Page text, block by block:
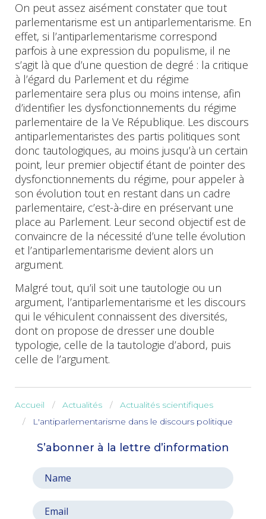
On peut assez aisément constater que tout
parlementarisme est un antiparlementarisme. En
effet, si l’antiparlementarisme correspond
parfois à une expression du populisme, il ne
s’agit là que d’une question de degré : la critique
à l’égard du Parlement et du régime
parlementaire sera plus ou moins intense, afin
d’identifier les dysfonctionnements du régime
parlementaire de la Ve République. Les discours
antiparlementaristes des partis politiques sont
donc tautologiques, au moins jusqu’à un certain
point, leur premier objectif étant de pointer des
dysfonctionnements du régime, pour appeler à
son évolution tout en restant dans un cadre
parlementaire, c’est-à-dire en préservant une
place au Parlement. Leur second objectif est de
convaincre de la nécessité d’une telle évolution
et l’antiparlementarisme devient alors un
argument.
Malgré tout, qu’il soit une tautologie ou un
argument, l’antiparlementarisme et les discours
qui le véhiculent connaissent des diversités,
dont on propose de dresser une double
typologie, celle de la tautologie d’abord, puis
celle de l’argument.
Accueil Actualités
Actualités scientifiques
L'antiparlementarisme dans le discours politique
S’abonner à la lettre d’information